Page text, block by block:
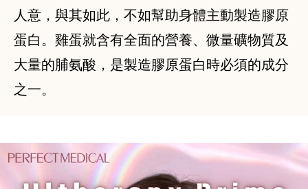
人意，與其如此，不如幫助身體主動製造膠原
蛋白。雞蛋就含有全面的營養、微量礦物質及
大量的脯氨酸，是製造膠原蛋白時必須的成分
之一。